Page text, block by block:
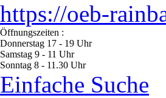
https://oeb-
Öffnungszeiten :
Donnerstag 17 - 19 Uhr
Samstag 9 - 11 Uhr
Sonntag 8 - 11.30 Uhr
Einfache Suche